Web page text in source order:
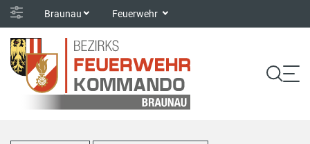
Braunau Feuerwehr